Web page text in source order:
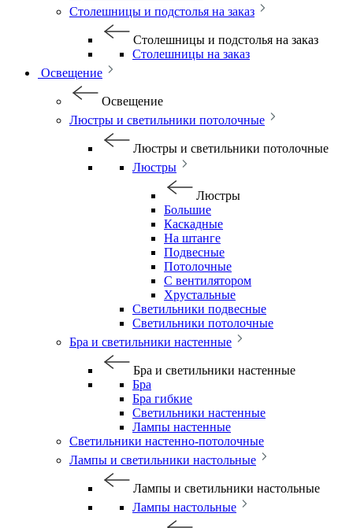
Столешницы и подстолья на заказ
Столешницы и подстолья на заказ
Столешницы на заказ
Освещение
Освещение
Люстры и светильники потолочные
Люстры и светильники потолочные
Люстры
Люстры
Большие
Каскадные
На штанге
Подвесные
Потолочные
С вентилятором
Хрустальные
Светильники подвесные
Светильники потолочные
Бра и светильники настенные
Бра и светильники настенные
Бра
Бра гибкие
Светильники настенные
Лампы настенные
Светильники настенно-потолочные
Лампы и светильники настольные
Лампы и светильники настольные
Лампы настольные